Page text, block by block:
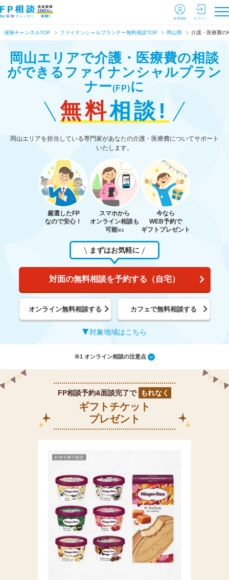
会員登録 ログイン
保険チャンネルTOP ファイナンシャルプランナー無料相談TOP 岡山県 介護・医療費の
岡山エリアで介護・医療費の相談
ができる ファイナンシャルプラン
ナー(FP)に
無料相談!
岡山エリアを担当している専門家があなたの介護・医療費についてサポート
いたします。
厳選したFP
なので安心！
スマホから
オンライン相談も
可能※1
今なら
WEB予約で
ギフトプレゼント
まずはお気軽に
対面の無料相談を予約する（自宅）
オンライン無料相談する カフェで無料相談する
対象地域はこちら
※1 オンライン相談の注意点
FP相談予約&面談完了で もれなく
ギフトチケット
プレゼント